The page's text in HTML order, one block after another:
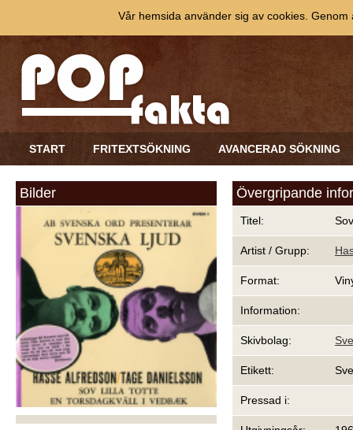
START FRITEXTSÖKNING AVANCERAD SÖKNING
Bilder Övergripande
Titel:
Artist / Grupp:
Format:
Information:
Skivbolag:
Etikett:
Pressad i:
Vår hemsida använder sig av cookies.